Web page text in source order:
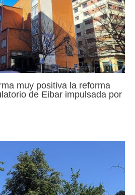
muy positiva la reforma
de Eibar impulsada por